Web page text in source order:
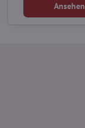
Ansehen